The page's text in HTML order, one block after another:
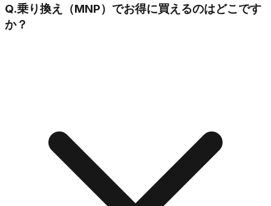
Q.乗り換え（MNP）でお得に買えるのはどこです
か？